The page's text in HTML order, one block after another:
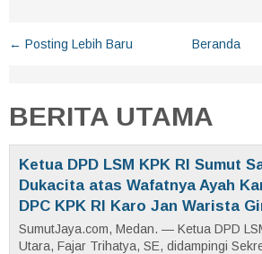
← Posting Lebih Baru Beranda
BERITA UTAMA
Ketua DPD LSM KPK RI Sumut
Dukacita atas Wafatnya Ayah
DPC KPK RI Karo Jan Warista
SumutJaya.com, Medan. — Ketua DPD
Utara, Fajar Trihatya, SE, didampingi